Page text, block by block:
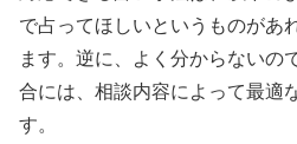
で占ってほしいというものがあ
ます。逆に、よく分からないの
合には、相談内容によって最適
す。